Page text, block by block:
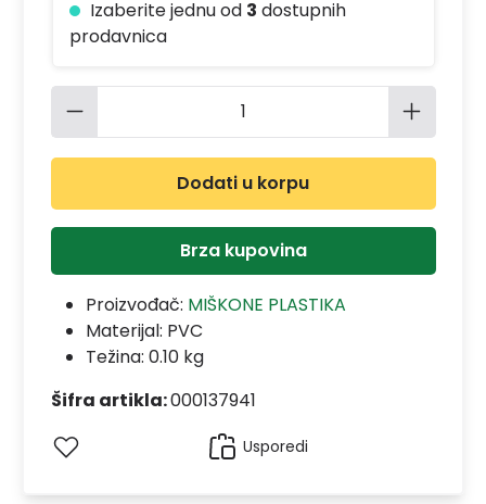
Izaberite jednu od 3 dostupnih
prodavnica
Količina proizvoda: Unesite
Dodati u korpu
Brza kupovina
Proizvođač: MIŠKONE PLASTIKA
Materijal: PVC
Težina: 0.10 kg
Šifra artikla:000137941
Usporedi